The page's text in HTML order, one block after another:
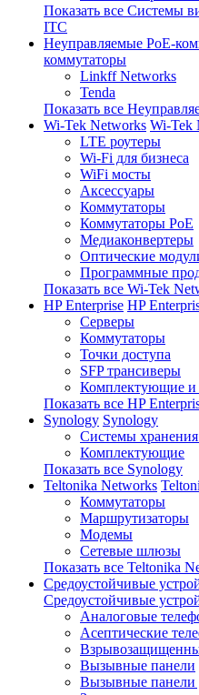
Показать все Системы
ITC
Неуправляемые PoE-
коммутаторы
Linkff Networks
Tenda
Показать все
Wi-Tek Networks Wi-Tek
LTE роутеры
Wi-Fi для бизнеса
WiFi мосты
Аксессуары
Коммутаторы
Коммутаторы PoE
Медиаконвертеры
Оптические
Программные
Показать все Wi-Tek
HP Enterprise HP
Серверы
Коммутаторы
Точки доступа
SFP трансиверы
Комплектующие и
Показать все HP
Synology Synology
Системы
Комплектующие
Показать все Synology
Teltonika Networks
Коммутаторы
Маршрутизаторы
Модемы
Сетевые шлюзы
Показать все Teltonika
Средоустойчивые
Средоустойчивые
Аналоговые
Асептические
Вызывные панели
Вызывные панели